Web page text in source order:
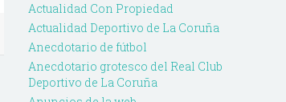
Actualidad Con Propiedad
Actualidad Deportivo de La Coruña
Anecdotario de fútbol
Anecdotario grotesco del Real Club
Deportivo de La Coruña